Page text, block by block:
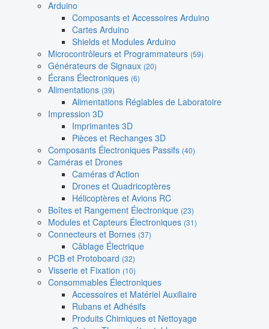
Arduino
Composants et Accessoires Arduino
Cartes Arduino
Shields et Modules Arduino
Microcontrôleurs et Programmateurs (59)
Générateurs de Signaux (20)
Écrans Électroniques (6)
Alimentations (39)
Alimentations Réglables de Laboratoire
Impression 3D
Imprimantes 3D
Pièces et Rechanges 3D
Composants Électroniques Passifs (40)
Caméras et Drones
Caméras d'Action
Drones et Quadricoptères
Hélicoptères et Avions RC
Boîtes et Rangement Électronique (23)
Modules et Capteurs Électroniques (31)
Connecteurs et Bornes (37)
Câblage Électrique
PCB et Protoboard (32)
Visserie et Fixation (10)
Consommables Électroniques
Accessoires et Matériel Auxiliaire
Rubans et Adhésifs
Produits Chimiques et Nettoyage